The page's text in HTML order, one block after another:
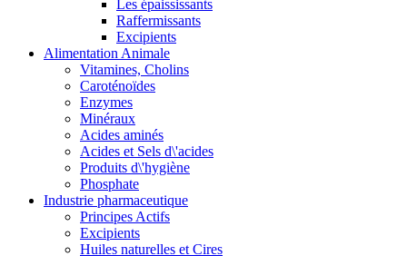
Les épaississants
Raffermissants
Excipients
Alimentation Animale
Vitamines, Cholins
Caroténoïdes
Enzymes
Minéraux
Acides aminés
Acides et Sels d\'acides
Produits d\'hygiène
Phosphate
Industrie pharmaceutique
Principes Actifs
Excipients
Huiles naturelles et Cires